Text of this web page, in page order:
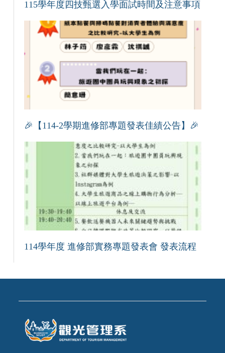
115學年度四技甄選入學面試時間及注意事項
🎉【114-2學期進修部專題發表佳績公告】🎉
114學年度 進修部實務專題發表會 發表流程